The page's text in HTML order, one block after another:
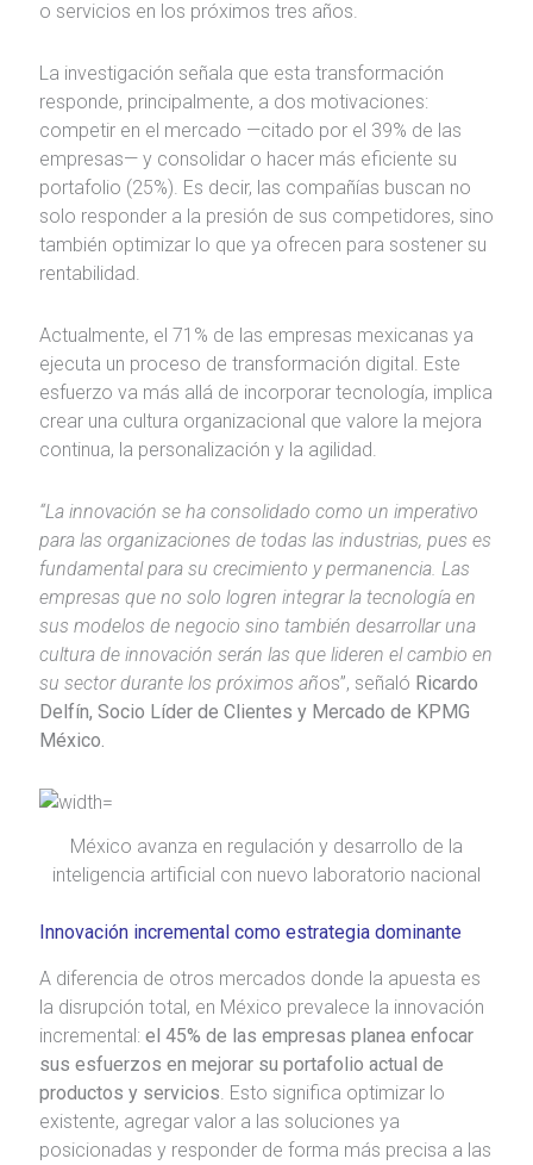
o servicios en los próximos tres años.
La investigación señala que esta transformación
responde, principalmente, a dos motivaciones:
competir en el mercado —citado por el 39% de las
empresas— y consolidar o hacer más eficiente su
portafolio (25%). Es decir, las compañías buscan no
solo responder a la presión de sus competidores, sino
también optimizar lo que ya ofrecen para sostener su
rentabilidad.
Actualmente, el 71% de las empresas mexicanas ya
ejecuta un proceso de transformación digital. Este
esfuerzo va más allá de incorporar tecnología, implica
crear una cultura organizacional que valore la mejora
continua, la personalización y la agilidad.
“La innovación se ha consolidado como un imperativo
para las organizaciones de todas las industrias, pues es
fundamental para su crecimiento y permanencia. Las
empresas que no solo logren integrar la tecnología en
sus modelos de negocio sino también desarrollar una
cultura de innovación serán las que lideren el cambio en
su sector durante los próximos años”, señaló Ricardo
Delfín, Socio Líder de Clientes y Mercado de KPMG
México.
México avanza en regulación y desarrollo de la
inteligencia artificial con nuevo laboratorio nacional
Innovación incremental como estrategia dominante
A diferencia de otros mercados donde la apuesta es
la disrupción total, en México prevalece la innovación
incremental: el 45% de las empresas planea enfocar
sus esfuerzos en mejorar su portafolio actual de
productos y servicios . Esto significa optimizar lo
existente, agregar valor a las soluciones ya
posicionadas y responder de forma más precisa a las